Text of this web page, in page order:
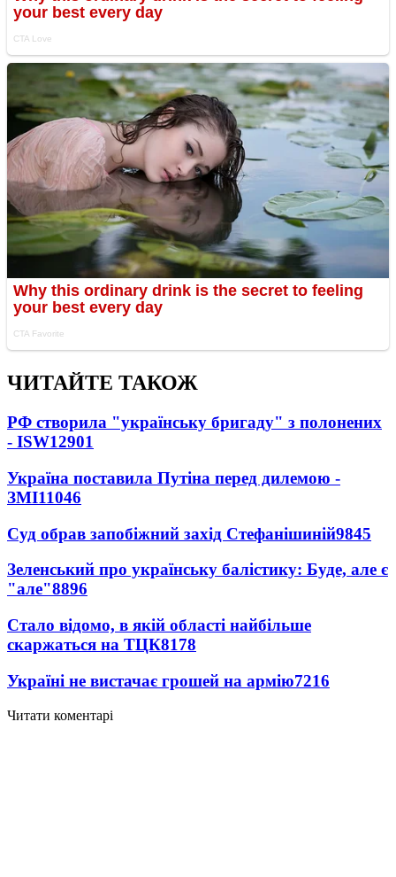
ЧИТАЙТЕ ТАКОЖ
РФ створила "українську бригаду" з полонених
- ISW12901
Україна поставила Путіна перед дилемою -
ЗМІ11046
Суд обрав запобіжний захід Стефанішиній9845
Зеленський про українську балістику: Буде, але є
"але"8896
Стало відомо, в якій області найбільше
скаржаться на ТЦК8178
Україні не вистачає грошей на армію7216
Читати коментарі